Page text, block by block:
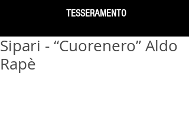
TESSERAMENTO
Sipari - “Cuorenero” Aldo
Rapè